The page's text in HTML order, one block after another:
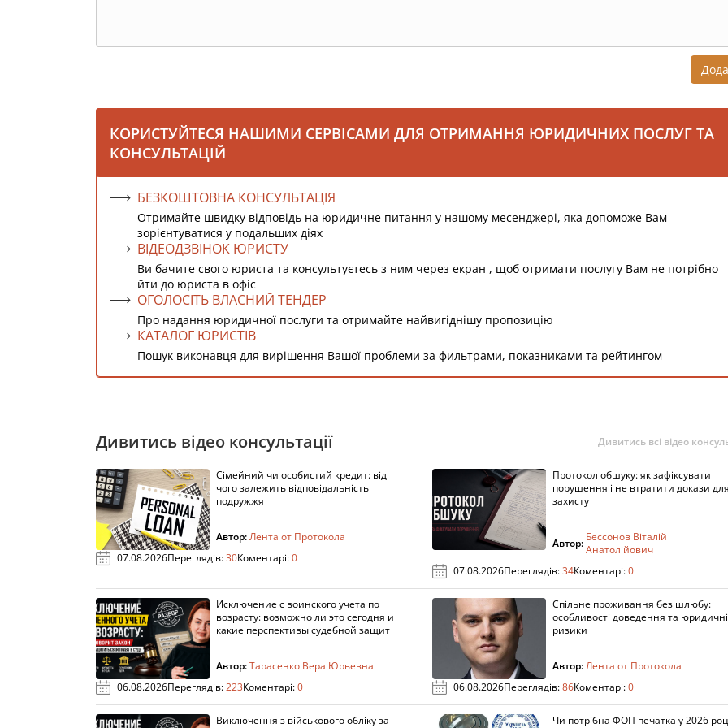
КОРИСТУЙТЕСЯ НАШИМИ СЕРВІСАМИ ДЛЯ ОТРИМАННЯ ЮРИДИЧНИХ ПОСЛУГ ТА
КОНСУЛЬТАЦІЙ
БЕЗКОШТОВНА КОНСУЛЬТАЦІЯ
Отримайте швидку відповідь на юридичне питання у нашому месенджері, яка допоможе Вам
зорієнтуватися у подальших діях
ВІДЕОДЗВІНОК ЮРИСТУ
Ви бачите свого юриста та консультуєтесь з ним через екран , щоб отримати послугу Вам не потрібно
йти до юриста в офіс
ОГОЛОСІТЬ ВЛАСНИЙ ТЕНДЕР
Про надання юридичної послуги та отримайте найвигіднішу пропозицію
КАТАЛОГ ЮРИСТІВ
Пошук виконавця для вирішення Вашої проблеми за фильтрами, показниками та рейтингом
Дивитись відео консультації Дивитись всі відео
Сімейний чи особистий кредит: від
чого залежить відповідальність
подружжя
Автор:Лента от Протокола
07.08.2026Переглядів:30Коментарі:0
Протокол обшуку: як зафіксувати
порушення і не втратити докази
захисту
Автор: Бессонов Віталій
Анатолійович
07.08.2026Переглядів:34Коментарі:0
Исключение с воинского учета по
возрасту: возможно ли это сегодня и
какие перспективы судебной защит
Автор:Тарасенко Вера Юрьевна
06.08.2026Переглядів:223Коментарі:0
Спільне проживання без шлюбу:
особливості доведення та юридичні
ризики
Автор:Лента от Протокола
06.08.2026Переглядів:86Коментарі:0
Виключення з військового обліку за
Чи потрібна ФОП печатка у 2026